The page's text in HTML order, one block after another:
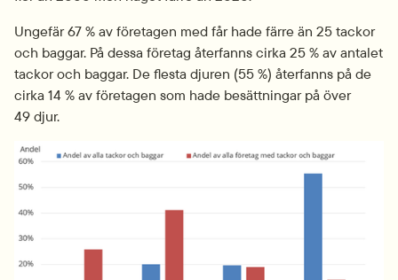
Ungefär 67 % av företagen med får hade färre än 25 tackor
och baggar. På dessa företag återfanns cirka 25 % av antalet
tackor och baggar. De flesta djuren (55 %) återfanns på de
cirka 14 % av företagen som hade besättningar på över
49 djur.